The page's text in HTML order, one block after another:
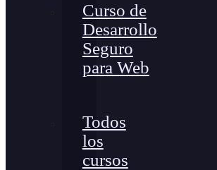
Curso de
Desarrollo
Seguro
para Web
Todos
los
cursos